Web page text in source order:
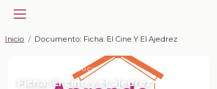
Inicio Documento: Ficha: El Cine Y El Ajedrez
📎 DOCUMENTO · DOCX
Ficha: El cine y el ajedrez